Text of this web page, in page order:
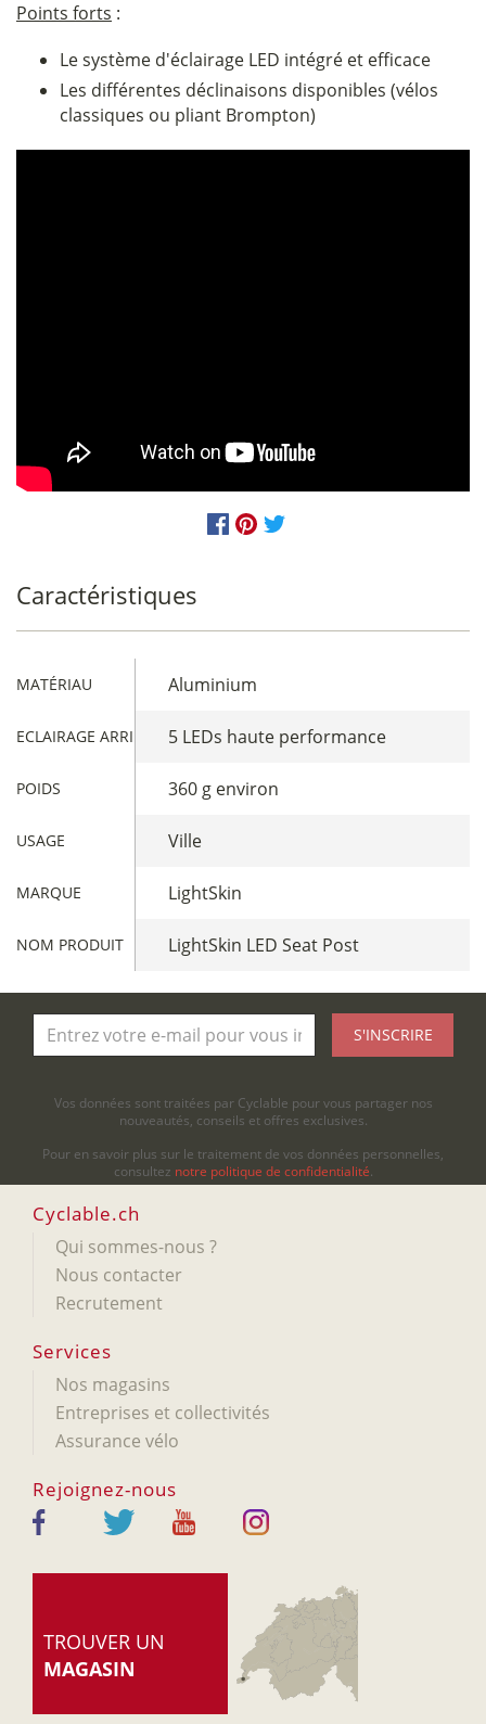
Points forts :
Le système d'éclairage LED intégré et efficace
Les différentes déclinaisons disponibles (vélos
classiques ou pliant Brompton)
Caractéristiques
MATÉRIAU Aluminium
ECLAIRAGE ARRIÈRE 5 LEDs haute performance
POIDS 360 g environ
USAGE Ville
MARQUE LightSkin
NOM PRODUIT LightSkin LED Seat Post
S'INSCRIRE
Vos données sont traitées par Cyclable pour vous partager nos
nouveautés, conseils et offres exclusives.
Pour en savoir plus sur le traitement de vos données personnelles,
consultez notre politique de confidentialité.
Cyclable.ch
Qui sommes-nous ?
Nous contacter
Recrutement
Services
Nos magasins
Entreprises et collectivités
Assurance vélo
Rejoignez-nous
TROUVER UN
MAGASIN